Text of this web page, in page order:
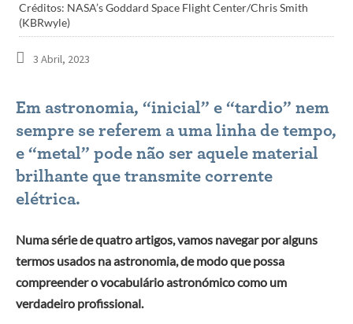
Créditos: NASA’s Goddard Space Flight Center/Chris Smith
(KBRwyle)
3 Abril, 2023
Em astronomia, “inicial” e “tardio” nem
sempre se referem a uma linha de tempo,
e “metal” pode não ser aquele material
brilhante que transmite corrente
elétrica.
Numa série de quatro artigos, vamos navegar por alguns
termos usados na astronomia, de modo que possa
compreender o vocabulário astronómico como um
verdadeiro profissional.